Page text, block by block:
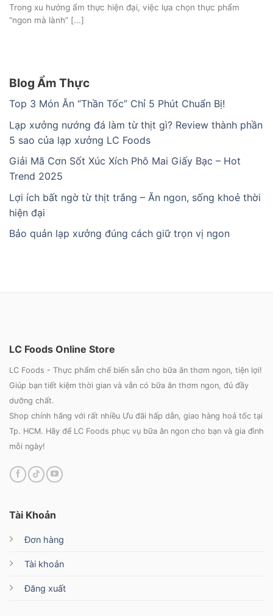
Trong xu hướng ẩm thực hiện đại, việc lựa chọn thực phẩm
“ngon mà lành” [...]
Blog Ẩm Thực
Top 3 Món Ăn “Thần Tốc” Chỉ 5 Phút Chuẩn Bị!
Lạp xưởng nướng đá làm từ thịt gì? Review thành phần
5 sao của lạp xưởng LC Foods
Giải Mã Cơn Sốt Xúc Xích Phô Mai Giấy Bạc – Hot
Trend 2025
Lợi ích bất ngờ từ thịt trắng – Ăn ngon, sống khoẻ thời
hiện đại
Bảo quản lạp xưởng đúng cách giữ trọn vị ngon
LC Foods Online Store
LC Foods - Thực phẩm chế biến sẵn cho bữa ăn thơm ngon, tiện lợi!
Giúp bạn tiết kiệm thời gian và vẫn có bữa ăn thơm ngon, đủ đầy
dưỡng chất.
Shop chính hãng với rất nhiều Ưu đãi hấp dẫn, giao hàng hoả tốc tại
Tp. HCM. Hãy để LC Foods phục vụ bữa ăn ngon cho bạn và gia đình
mỗi ngày!
Tài Khoản
Đơn hàng
Tài khoản
Đăng xuất